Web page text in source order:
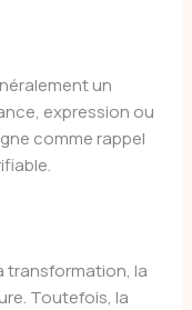
un
expression ou
comme rappel
transformation, la
Toutefois, la